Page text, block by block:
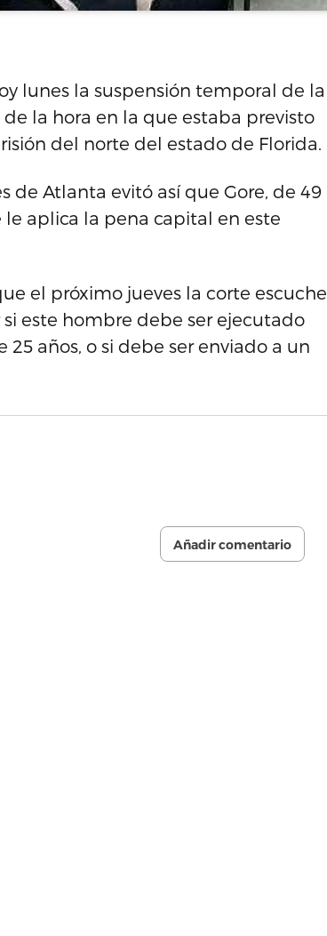
lunes la suspensión temporal de la
la hora en la que estaba previsto
del norte del estado de Florida.
de Atlanta evitó así que Gore, de 49
le aplica la pena capital en este
el próximo jueves la corte escuche
este hombre debe ser ejecutado
años, o si debe ser enviado a un
Añadir comentario